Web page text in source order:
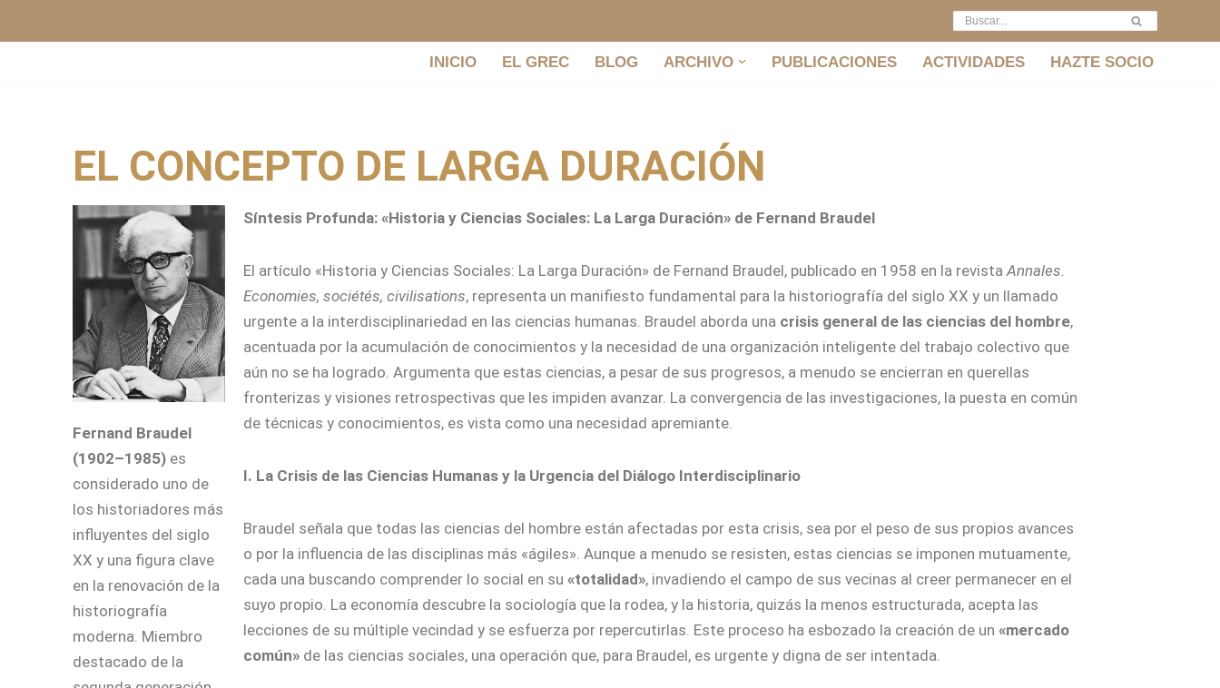
INICIO EL GREC BLOG ARCHIVO PUBLICACIONES ACTIVIDADES HAZTE SOCIO
EL CONCEPTO DE LARGA DURACIÓN
Fernand Braudel
(1902–1985)es
considerado uno de
los historiadores más
influyentes del siglo
XX y una figura clave
en la renovación de la
historiografía
moderna. Miembro
destacado de la
Síntesis Profunda: «Historia y Ciencias Sociales: La Larga Duración» de Fernand Braudel
El artículo «Historia y Ciencias Sociales: La Larga Duración» de Fernand Braudel, publicado en 1958 en la revistaAnnales.
Economies, sociétés, civilisations, representa un manifiesto fundamental para la historiografía del siglo XX y un llamado
urgente a la interdisciplinariedad en las ciencias humanas. Braudel aborda una crisis general de las ciencias del hombre,
acentuada por la acumulación de conocimientos y la necesidad de una organización inteligente del trabajo colectivo que
aún no se ha logrado. Argumenta que estas ciencias, a pesar de sus progresos, a menudo se encierran en querellas
fronterizas y visiones retrospectivas que les impiden avanzar. La convergencia de las investigaciones, la puesta en común
de técnicas y conocimientos, es vista como una necesidad apremiante.
I. La Crisis de las Ciencias Humanas y la Urgencia del Diálogo Interdisciplinario
Braudel señala que todas las ciencias del hombre están afectadas por esta crisis, sea por el peso de sus propios avances
o por la influencia de las disciplinas más «ágiles». Aunque a menudo se resisten, estas ciencias se imponen mutuamente,
cada una buscando comprender lo social en su«totalidad», invadiendo el campo de sus vecinas al creer permanecer en el
suyo propio. La economía descubre la sociología que la rodea, y la historia, quizás la menos estructurada, acepta las
lecciones de su múltiple vecindad y se esfuerza por repercutirlas. Este proceso ha esbozado la creación de un«mercado
común» de las ciencias sociales, una operación que, para Braudel, es urgente y digna de ser intentada.